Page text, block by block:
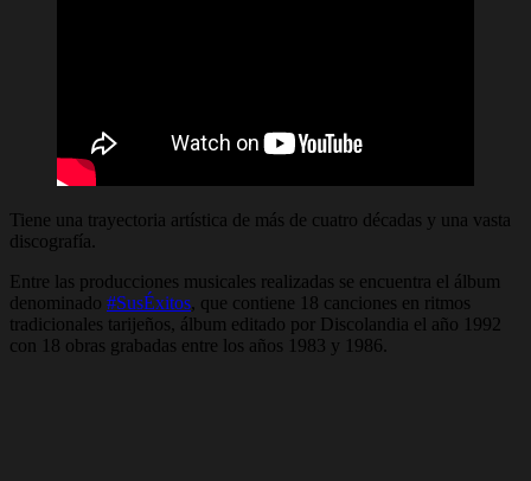
Tiene una trayectoria artística de más de cuatro décadas y una vasta
discografía.
Entre las producciones musicales realizadas se encuentra el álbum
denominado #SusÉxitos, que contiene 18 canciones en ritmos
tradicionales tarijeños, álbum editado por Discolandia el año 1992
con 18 obras grabadas entre los años 1983 y 1986.